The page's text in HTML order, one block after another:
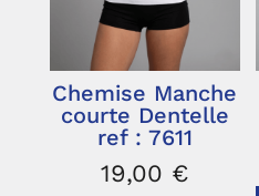
Chemise Manche
courte Dentelle
ref : 7611
19,00 €